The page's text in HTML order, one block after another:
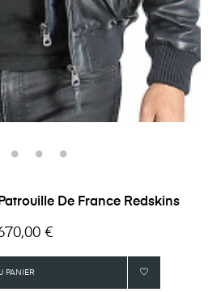
De France Redskins
€
PANIER